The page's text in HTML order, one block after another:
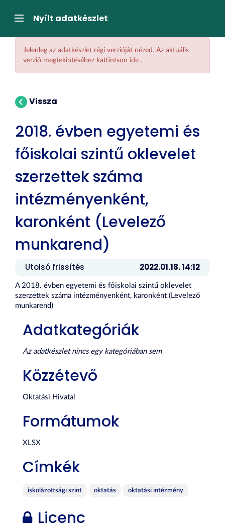
átugrásaNavigációNyílt adatkészlet
Jelenleg az adatkészlet régi verzióját nézed. Az aktuális
verzió megtekintéséhez kattintson ide .
Vissza
2018. évben egyetemi és
főiskolai szintű oklevelet
szerzettek száma
intézményenként,
karonként (Levelező
munkarend)
Utolsó frissítés 2022.01.18. 14:12
A 2018. évben egyetemi és főiskolai szintű oklevelet
szerzettek száma intézményenként, karonként (Levelező
munkarend)
Adatkategóriák
Az adatkészlet nincs egy kategóriában sem
Közzétevő
Oktatási Hivatal
Formátumok
XLSX
Címkék
iskolázottsági szint oktatás oktatási intézmény
Licenc